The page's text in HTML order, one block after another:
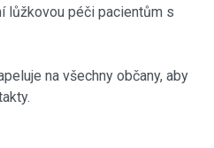
lůžkovou péči pacientům s
na všechny občany, aby